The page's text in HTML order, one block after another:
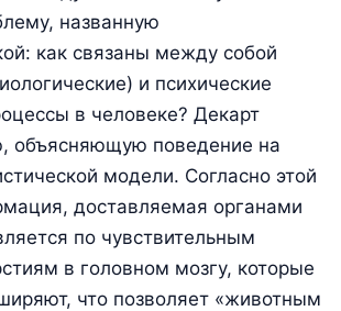
названную
как связаны между собой
и психические
в человеке? Декарт
объясняющую поведение на
модели. Согласно этой
доставляемая органами
по чувствительным
в головном мозгу, которые
что позволяет «животным